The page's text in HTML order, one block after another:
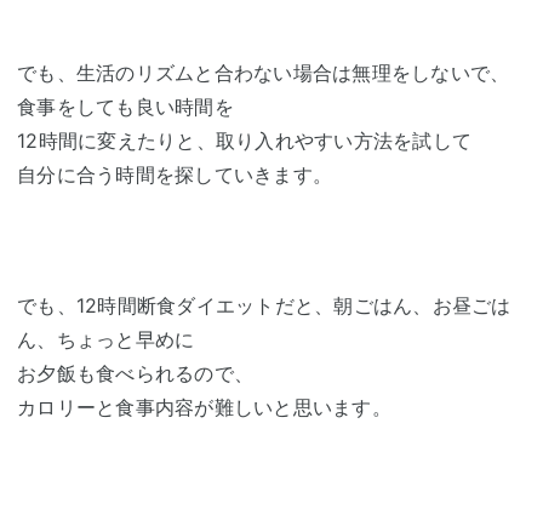
でも、生活のリズムと合わない場合は無理をしないで、
食事をしても良い時間を
12時間に変えたりと、取り入れやすい方法を試して
自分に合う時間を探していきます。
でも、12時間断食ダイエットだと、朝ごはん、お昼ごは
ん、ちょっと早めに
お夕飯も食べられるので、
カロリーと食事内容が難しいと思います。